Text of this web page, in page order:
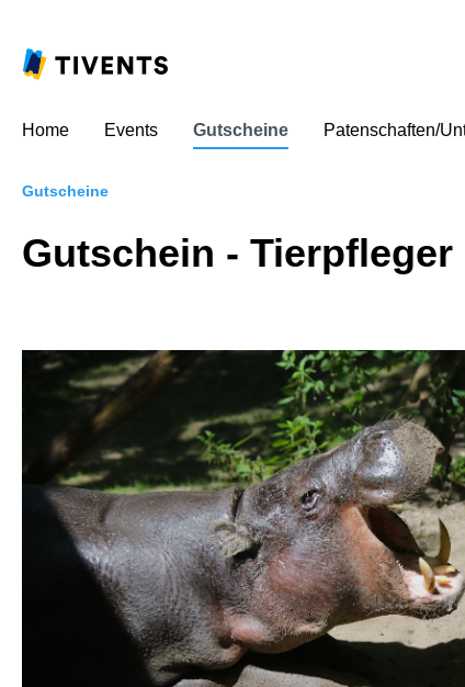
Home Events Gutscheine Patenschaften/
Gutscheine
Gutschein -